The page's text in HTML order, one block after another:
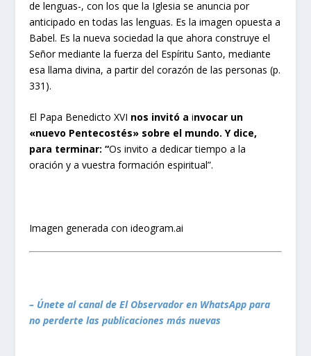
de lenguas-, con los que la Iglesia se anuncia por
anticipado en todas las lenguas. Es la imagen opuesta a
Babel. Es la nueva sociedad la que ahora construye el
Señor mediante la fuerza del Espíritu Santo, mediante
esa llama divina, a partir del corazón de las personas (p.
331).
El Papa Benedicto XVI nos invitó ainvocar un
«nuevo Pentecostés» sobre el mundo. Y dice,
para terminar: “Os invito a dedicar tiempo a la
oración y a vuestra formación espiritual”.
Imagen generada con ideogram.ai
– Únete al canal de El Observador en WhatsApp para
no perderte las publicaciones más nuevas